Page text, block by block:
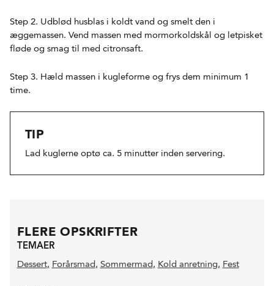
Step 2. Udblød husblas i koldt vand og smelt den i
æggemassen. Vend massen med mormorkoldskål og letpisket
fløde og smag til med citronsaft.
Step 3. Hæld massen i kugleforme og frys dem minimum 1
time.
TIP
Lad kuglerne optø ca. 5 minutter inden servering.
FLERE OPSKRIFTER
TEMAER
Dessert, Forårsmad, Sommermad, Kold anretning, Fest